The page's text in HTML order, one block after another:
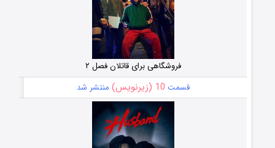
فروشگاهی برای قاتلان فصل ۲
قسمت 10 (زیرنویس) منتشر شد